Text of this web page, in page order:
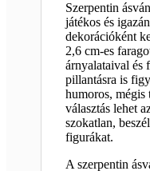
Szerpentin
játékos és
dekorációként
2,6 cm-es
árnyalataival és
pillantásra is
humoros, mégis
választás lehet
szokatlan,
figurákat.
A szerpentin